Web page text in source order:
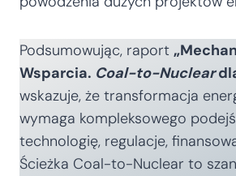
Podsumowując, raport
Wsparcia. Coal-to-Nuclear
wskazuje, że transformacja
wymaga kompleksowego
technologię, regulacje,
Ścieżka Coal-to-Nuclear to